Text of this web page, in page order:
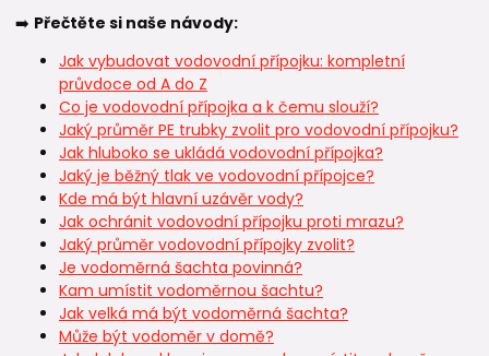
➡️ Přečtěte si naše návody:
Jak vybudovat vodovodní přípojku: kompletní
průvdoce od A do Z
Co je vodovodní přípojka a k čemu slouží?
Jaký průměr PE trubky zvolit pro vodovodní přípojku?
Jak hluboko se ukládá vodovodní přípojka?
Jaký je běžný tlak ve vodovodní přípojce?
Kde má být hlavní uzávěr vody?
Jak ochránit vodovodní přípojku proti mrazu?
Jaký průměr vodovodní přípojky zvolit?
Je vodoměrná šachta povinná?
Kam umístit vodoměrnou šachtu?
Jak velká má být vodoměrná šachta?
Může být vodoměr v domě?